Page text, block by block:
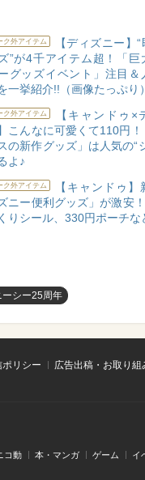
ク外アイテム
【ディズニー】
”が4千アイテム超！「巨
グッズイベント」注目＆
一挙紹介!!（画像たっぷり）
ク外アイテム
【キャンドゥ×
こんなに可愛くて110円！
の新作グッズ」は人気の“
よ♪
ク外アイテム
【キャンドゥ】
ニー便利グッズ」が激安
りシール、330円ポーチな
シー25周年
リシー
広告出稿・お取り
コ動 本・マンガ ゲーム イ